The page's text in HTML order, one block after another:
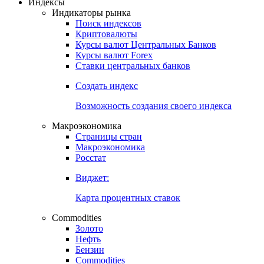
Получить доступ
Индикаторы рынка
Поиск индексов
Криптовалюты
Курсы валют Центральных Банков
Курсы валют Forex
Ставки центральных банков
Создать индекс
Возможность создания своего индекса
Макроэкономика
Страницы стран
Макроэкономика
Росстат
Виджет:
Карта процентных ставок
Commodities